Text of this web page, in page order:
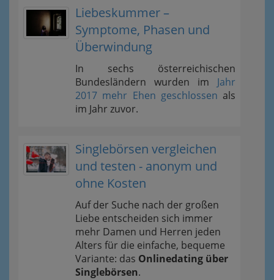
Liebeskummer –
Symptome, Phasen und
Überwindung
In sechs österreichischen
Bundesländern wurden im Jahr
2017 mehr Ehen geschlossen als
im Jahr zuvor.
Singlebörsen vergleichen
und testen - anonym und
ohne Kosten
Auf der Suche nach der großen
Liebe entscheiden sich immer
mehr Damen und Herren jeden
Alters für die einfache, bequeme
Variante: das Onlinedating über
Singlebörsen.